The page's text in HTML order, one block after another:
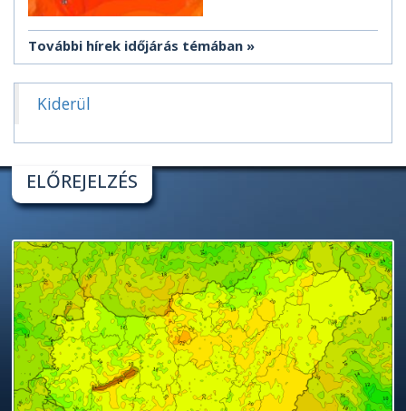
További hírek időjárás témában
Kiderül
ELŐREJELZÉS